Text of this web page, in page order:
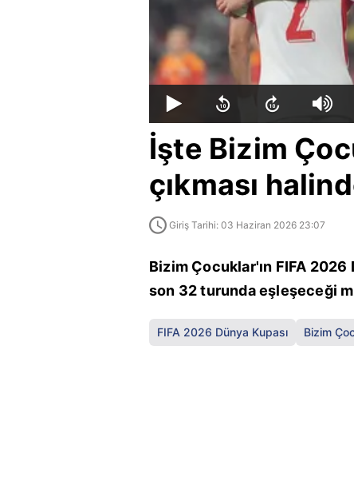
İşte Bizim
çıkması
Giriş Tarihi: 03 Haziran 2026 23:07
Bizim Çocuklar'ın FIFA 2026
son 32 turunda eşleşeceği
FIFA 2026 Dünya Kupası Bizim